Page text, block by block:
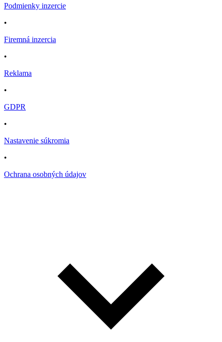
Podmienky inzercie
•
Firemná inzercia
•
Reklama
•
GDPR
•
Nastavenie súkromia
•
Ochrana osobných údajov